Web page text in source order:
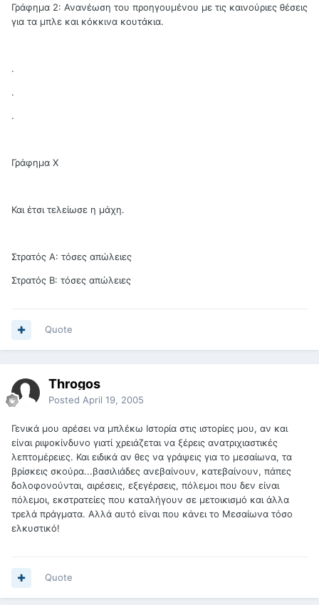
Γράφημα 2: Ανανέωση του προηγουμένου με τις καινούριες θέσεις
για τα μπλε και κόκκινα κουτάκια.
.
.
.
Γράφημα Χ
Και έτσι τελείωσε η μάχη.
Στρατός Α: τόσες απώλειες
Στρατός Β: τόσες απώλειες
Quote
Throgos
Posted April 19, 2005
Γενικά μου αρέσει να μπλέκω Ιστορία στις ιστορίες μου, αν και
είναι ριψοκίνδυνο γιατί χρειάζεται να ξέρεις ανατριχιαστικές
λεπτομέρειες. Και ειδικά αν θες να γράψεις για το μεσαίωνα, τα
βρίσκεις σκούρα...βασιλιάδες ανεβαίνουν, κατεβαίνουν, πάπες
δολοφονούνται, αιρέσεις, εξεγέρσεις, πόλεμοι που δεν είναι
πόλεμοι, εκστρατείες που καταλήγουν σε μετοικισμό και άλλα
τρελά πράγματα. Αλλά αυτό είναι που κάνει το Μεσαίωνα τόσο
ελκυστικό!
Quote